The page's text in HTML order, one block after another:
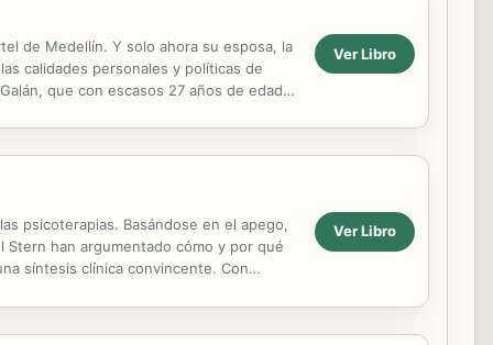
de Medellín. Y solo ahora su esposa, la
calidades personales y políticas de
que con escasos 27 años de edad
Ver Libro
psicoterapias. Basándose en el apego,
han argumentado cómo y por qué
síntesis clínica convincente. Con
Ver Libro